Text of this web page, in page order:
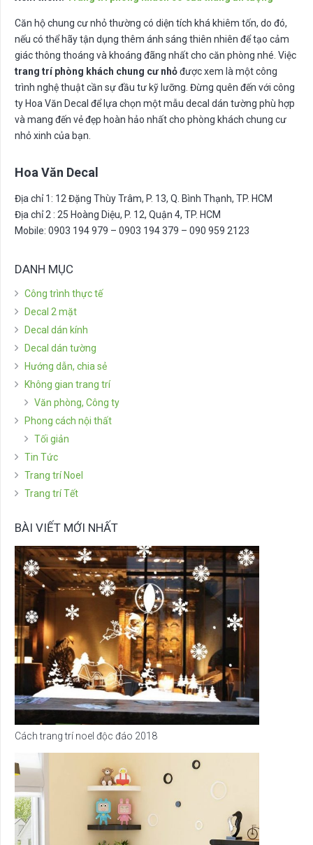
Căn hộ chung cư nhỏ thường có diện tích khá khiêm tốn, do đó,
nếu có thể hãy tận dụng thêm ánh sáng thiên nhiên để tạo cảm
giác thông thoáng và khoáng đãng nhất cho căn phòng nhé. Việc
trang trí phòng khách chung cư nhỏđược xem là một công
trình nghệ thuật cần sự đầu tư kỹ lưỡng. Đừng quên đến với công
ty Hoa Văn Decal để lựa chọn một mẫu decal dán tường phù hợp
và mang đến vẻ đẹp hoàn hảo nhất cho phòng khách chung cư
nhỏ xinh của bạn.
Hoa Văn Decal
Địa chỉ 1: 12 Đặng Thùy Trâm, P. 13, Q. Bình Thạnh, TP. HCM
Địa chỉ 2 : 25 Hoàng Diệu, P. 12, Quận 4, TP. HCM
Mobile: 0903 194 979 – 0903 194 379 – 090 959 2123
DANH MỤC
Công trình thực tế
Decal 2 mặt
Decal dán kính
Decal dán tường
Hướng dẫn, chia sẻ
Không gian trang trí
Văn phòng, Công ty
Phong cách nội thất
Tối giản
Tin Tức
Trang trí Noel
Trang trí Tết
BÀI VIẾT MỚI NHẤT
Cách trang trí noel độc đáo 2018